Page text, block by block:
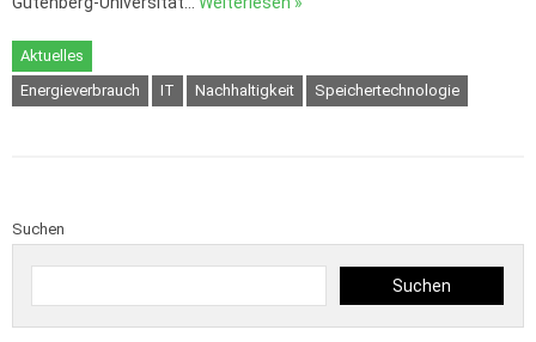
Aktuelles
Energieverbrauch
IT Nachhaltigkeit Speichertechnologie
Suchen
Suchen